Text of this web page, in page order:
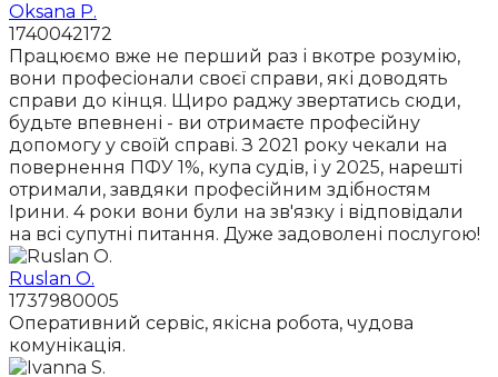
Oksana P.
1740042172
Працюємо вже не перший раз і вкотре розумію,
вони професіонали своєї справи, які доводять
справи до кінця. Щиро раджу звертатись сюди,
будьте впевнені - ви отримаєте професійну
допомогу у своїй справі. З 2021 року чекали на
повернення ПФУ 1%, купа судів, і у 2025, нарешті
отримали, завдяки професійним здібностям
Ірини. 4 роки вони були на зв'язку і відповідали
на всі супутні питання. Дуже задоволені послугою!
Ruslan O.
1737980005
Оперативний сервіс, якісна робота, чудова
комунікація.